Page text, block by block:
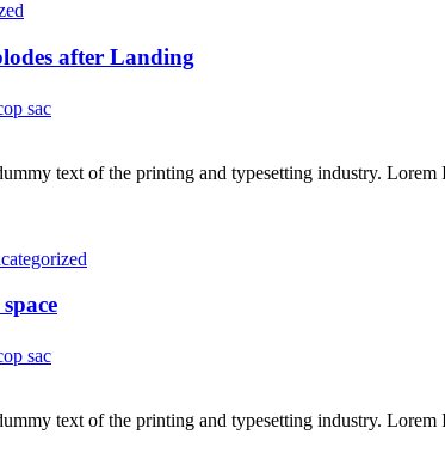
after Landing
sac
text of the printing and typesetting industry. Lorem
sac
text of the printing and typesetting industry. Lorem